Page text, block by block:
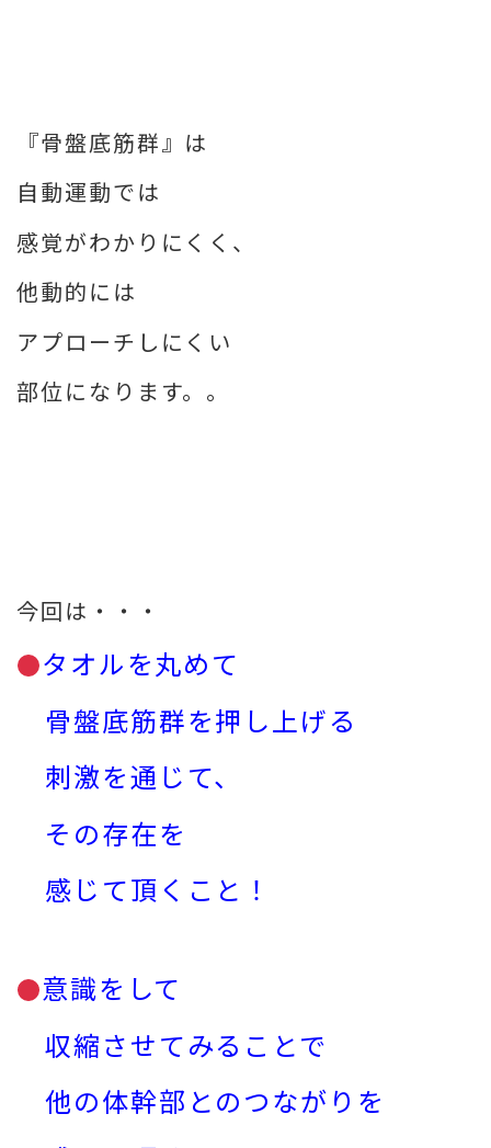
『骨盤底筋群』は
自動運動では
感覚がわかりにくく、
他動的には
アプローチしにくい
部位になります。。
今回は・・・
タオルを丸めて
骨盤底筋群を押し上げる
刺激を通じて、
その存在を
感じて頂くこと！
意識をして
収縮させてみることで
他の体幹部とのつながりを